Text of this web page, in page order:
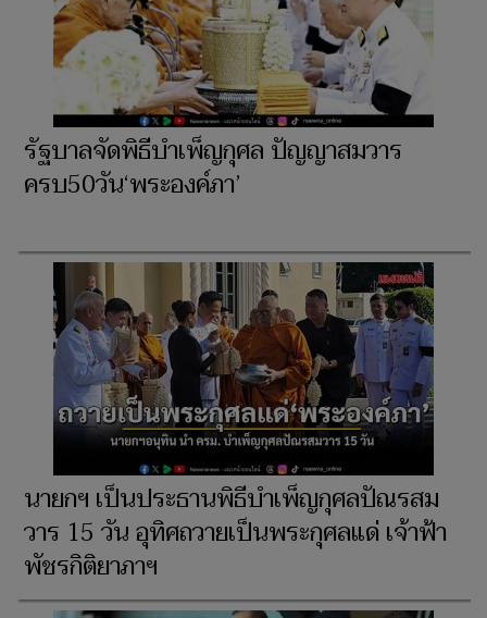
รัฐบาลจัดพิธีบำเพ็ญกุศล ปัญญาสมวาร
ครบ50วัน‘พระองค์ภา’
นายกฯ เป็นประธานพิธีบำเพ็ญกุศลปัณรสม
วาร 15 วัน อุทิศถวายเป็นพระกุศลแด่ เจ้าฟ้า
พัชรกิติยาภาฯ